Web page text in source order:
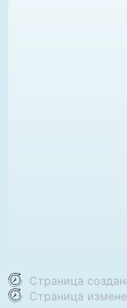
Страница
Страница